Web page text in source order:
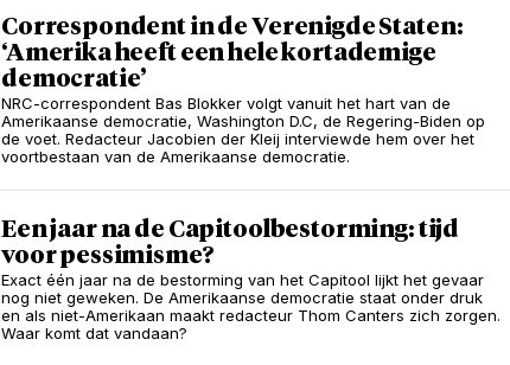
Correspondent in de Verenigde Staten:
‘Amerika heeft een hele kortademige
democratie’
NRC-correspondent Bas Blokker volgt vanuit het hart van de
Amerikaanse democratie, Washington D.C, de Regering-Biden op
de voet. Redacteur Jacobien der Kleij interviewde hem over het
voortbestaan van de Amerikaanse democratie.
Een jaar na de Capitoolbestorming: tijd
voor pessimisme?
Exact één jaar na de bestorming van het Capitool lijkt het gevaar
nog niet geweken. De Amerikaanse democratie staat onder druk
en als niet-Amerikaan maakt redacteur Thom Canters zich zorgen.
Waar komt dat vandaan?